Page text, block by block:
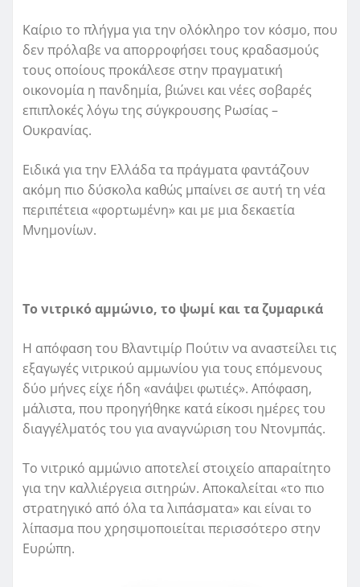
Καίριο το πλήγμα για την ολόκληρο τον κόσμο, που
δεν πρόλαβε να απορροφήσει τους κραδασμούς
τους οποίους προκάλεσε στην πραγματική
οικονομία η πανδημία, βιώνει και νέες σοβαρές
επιπλοκές λόγω της σύγκρουσης Ρωσίας –
Ουκρανίας.
Ειδικά για την Ελλάδα τα πράγματα φαντάζουν
ακόμη πιο δύσκολα καθώς μπαίνει σε αυτή τη νέα
περιπέτεια «φορτωμένη» και με μια δεκαετία
Μνημονίων.
Το νιτρικό αμμώνιο, το ψωμί και τα ζυμαρικά
Η απόφαση του Βλαντιμίρ Πούτιν να αναστείλει τις
εξαγωγές νιτρικού αμμωνίου για τους επόμενους
δύο μήνες είχε ήδη «ανάψει φωτιές». Απόφαση,
μάλιστα, που προηγήθηκε κατά είκοσι ημέρες του
διαγγέλματός του για αναγνώριση του Ντονμπάς.
Το νιτρικό αμμώνιο αποτελεί στοιχείο απαραίτητο
για την καλλιέργεια σιτηρών. Αποκαλείται «το πιο
στρατηγικό από όλα τα λιπάσματα» και είναι το
λίπασμα που χρησιμοποιείται περισσότερο στην
Ευρώπη.